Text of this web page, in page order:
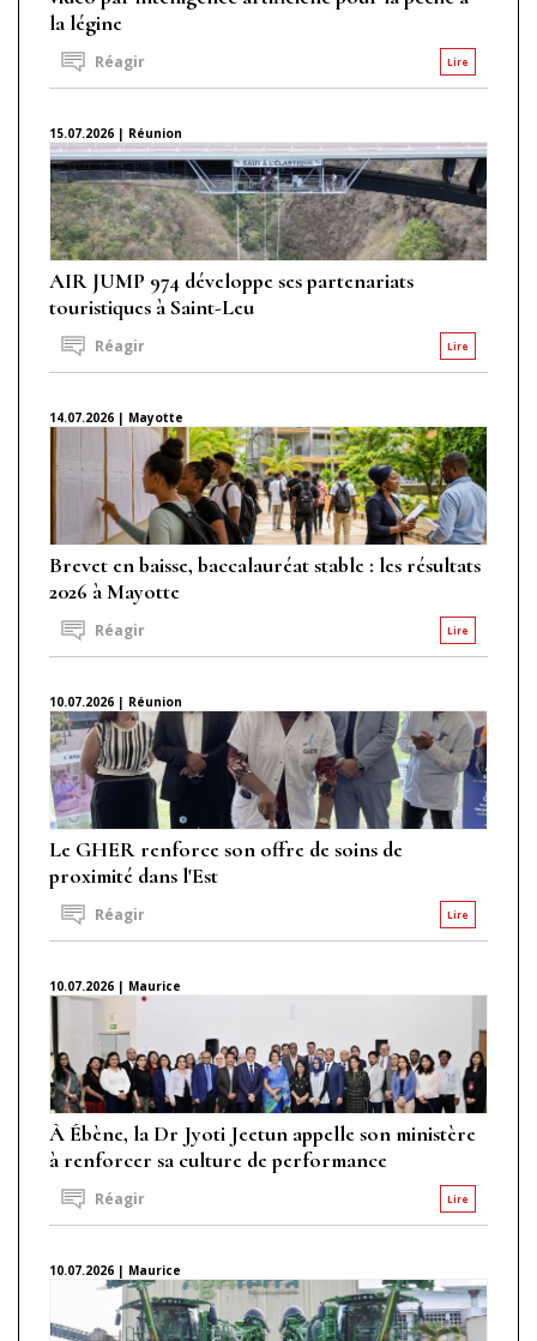
la légine
Lire
Réagir
15.07.2026 | Réunion
AIR JUMP 974 développe ses partenariats
touristiques à Saint-Leu
Lire
Réagir
14.07.2026 | Mayotte
Brevet en baisse, baccalauréat stable : les résultats
2026 à Mayotte
Lire
Réagir
10.07.2026 | Réunion
Le GHER renforce son offre de soins de
proximité dans l'Est
Lire
Réagir
10.07.2026 | Maurice
À Ébène, la Dr Jyoti Jeetun appelle son ministère
à renforcer sa culture de performance
Lire
Réagir
10.07.2026 | Maurice